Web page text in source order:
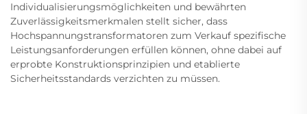
Individualisierungsmöglichkeiten und bewährten
Zuverlässigkeitsmerkmalen stellt sicher, dass
Hochspannungstransformatoren zum Verkauf spezifische
Leistungsanforderungen erfüllen können, ohne dabei auf
erprobte Konstruktionsprinzipien und etablierte
Sicherheitsstandards verzichten zu müssen.